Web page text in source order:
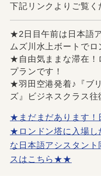
下記リンクよりご覧く
★2日目午前は日本語
ムズ川水上ボートでロ
★自由気ままな滞在！
プランです！
★羽田空港発着♪『ブ
ズ』ビジネスクラス
★まだまだあります
★ロンドン塔に入場し
な日本語アシスタン
スはこちら★★